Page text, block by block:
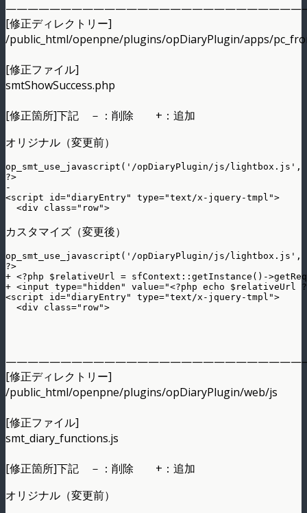
[修正ディレクトリー]
/public_html/openpne/plugins/opDiaryPlugin/apps/
[修正ファイル]
smtShowSuccess.php
[修正箇所]下記 －：削除 +：追加
オリジナル（変更前）
op_smt_use_javascript('/opDiaryPlugin/js/
?>
-
<script id="diaryEntry" type="text/x-jquery-tmpl">
カスタマイズ（変更後）
op_smt_use_javascript('/opDiaryPlugin/js/
?>
+ <?php $relativeUrl = sfContext::getInstance()-
+ <input type="hidden" value="<?php echo
<script id="diaryEntry" type="text/x-jquery-tmpl">
[修正ディレクトリー]
/public_html/openpne/plugins/opDiaryPlugin/web/js
[修正ファイル]
smt_diary_functions.js
[修正箇所]下記 －：削除 +：追加
オリジナル（変更前）